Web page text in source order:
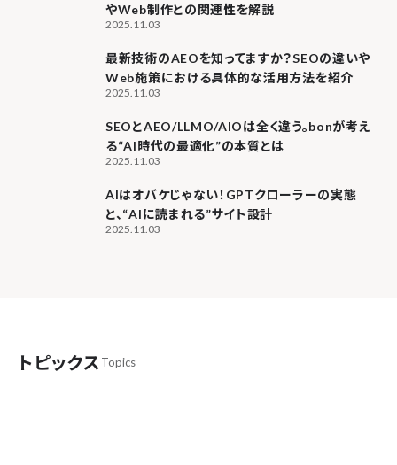
やWeb制作との関連性を解説
2025.11.03
最新技術のAEOを知ってますか？SEOの違いや
Web施策における具体的な活用方法を紹介
2025.11.03
SEOとAEO/LLMO/AIOは全く違う。bonが考え
る“AI時代の最適化”の本質とは
2025.11.03
AIはオバケじゃない！GPTクローラーの実態
と、“AIに読まれる”サイト設計
2025.11.03
トピックス Topics